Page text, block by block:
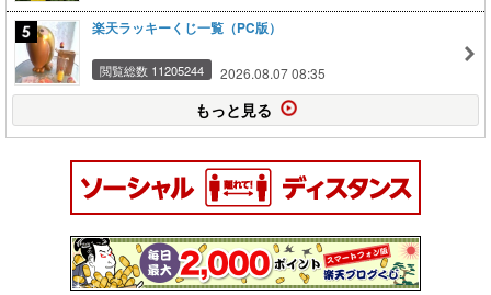
楽天ラッキーくじ一覧（PC版）
閲覧総数 11205244 2026.08.07 08:35
もっと見る